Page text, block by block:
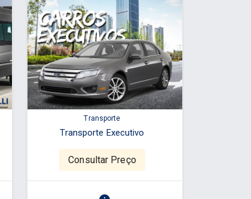
Transporte
Transporte Executivo
Consultar Preço